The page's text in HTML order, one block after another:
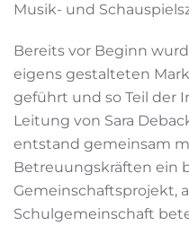
Musik- und
Bereits vor Beginn
eigens gestalteten
geführt und so Teil der
Leitung von Sara
entstand gemeinsam
Betreuungskräften ein
Gemeinschaftsprojekt,
Schulgemeinschaft